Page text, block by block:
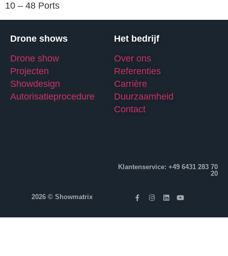
10 – 48 Ports
Drone shows
Drone show
Projecten
Showdesign
Autorisatieprocedure
Het bedrijf
Over ons
Referenties
Carrière
Duurzaamheid
Contact
Klantenservice: +49 6431 283 70
20
2026 © Showmatrix